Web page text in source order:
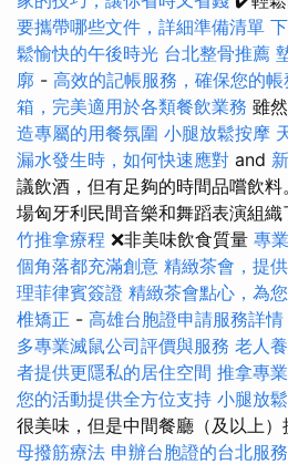
要攜帶哪些文件，詳細準備清單
鬆愉快的午後時光 台北整骨推薦
廓 - 高效的記帳服務，確保您的
箱，完美適用於各類餐飲業務 雖
造專屬的用餐氛圍 小腿放鬆按摩
漏水發生時，如何快速應對 and
議飲酒，但有足夠的時間品嚐飲
場匈牙利民間音樂和舞蹈表演組織
竹推拿療程 ❌非美味飲食質量 專
個角落都充滿創意 精緻茶會，提
理菲律賓簽證 精緻茶會點心，為
椎矯正 - 高雄台胞證申請服務詳情
多專業滅鼠公司評價與服務 老人
者提供更隱私的居住空間 推拿專
您的活動提供全方位支持 小腿放
很美味，但是中間餐廳（及以上）
母撥筋療法 申辦台胞證的台北服務